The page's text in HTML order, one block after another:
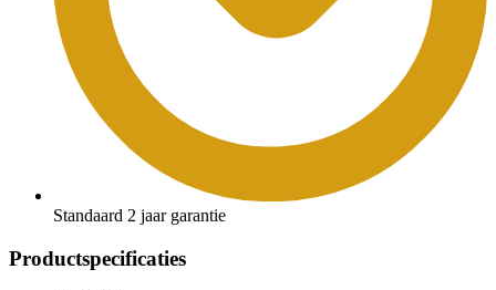
Standaard 2 jaar garantie
Productspecificaties